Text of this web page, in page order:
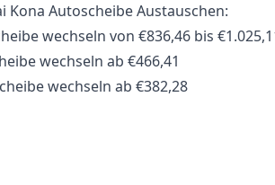
Kona Autoscheibe Austauschen:
wechseln von €836,46 bis
wechseln ab €466,41
wechseln ab €382,28